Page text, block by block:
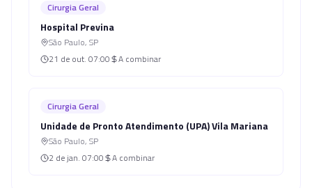
Cirurgia Geral
Hospital Previna
São Paulo, SP
21 de out. 07:00 A combinar
Cirurgia Geral
Unidade de Pronto Atendimento (UPA) Vila Mariana
São Paulo, SP
2 de jan. 07:00 A combinar